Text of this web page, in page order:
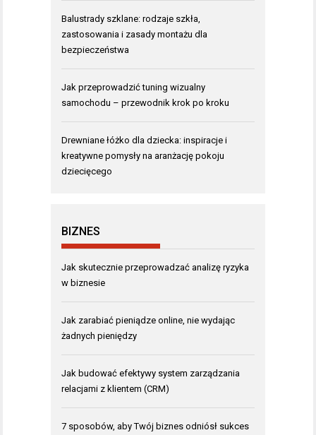
Balustrady szklane: rodzaje szkła,
zastosowania i zasady montażu dla
bezpieczeństwa
Jak przeprowadzić tuning wizualny
samochodu – przewodnik krok po kroku
Drewniane łóżko dla dziecka: inspiracje i
kreatywne pomysły na aranżację pokoju
dziecięcego
BIZNES
Jak skutecznie przeprowadzać analizę ryzyka
w biznesie
Jak zarabiać pieniądze online, nie wydając
żadnych pieniędzy
Jak budować efektywy system zarządzania
relacjami z klientem (CRM)
7 sposobów, aby Twój biznes odniósł sukces